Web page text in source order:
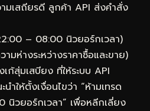
มเสถียรดี ลูกค้า API ส่งคำสั่ง
– 08:00 นิวยอร์กเวลา)
มห่างระหว่างราคาซื้อและขาย)
ก้สุ่มเสบียง ที่ให้ระบบ API
ำให้ตั้งเงื่อนไขว่า “ห้ามเทรด
นิวยอร์กเวลา” เพื่อหลีกเลี่ยง